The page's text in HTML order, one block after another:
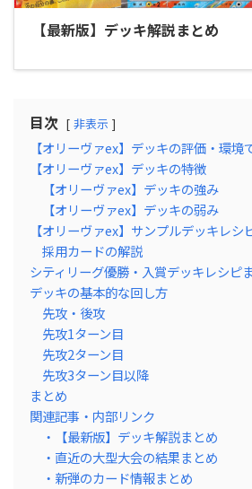
【最新版】デッキ解説まとめ
目次 非表示
【オリーヴァex】デッキの評価・環境
【オリーヴァex】デッキの特徴
【オリーヴァex】デッキの強み
【オリーヴァex】デッキの弱み
【オリーヴァex】サンプルデッキレシ
採用カードの解説
シティリーグ優勝・入賞デッキレシピ
デッキの基本的な回し方
先攻・後攻
先攻1ターン目
先攻2ターン目
先攻3ターン目以降
まとめ
関連記事・内部リンク
・【最新版】デッキ解説まとめ
・直近の大型大会の結果まとめ
・新弾のカード情報まとめ